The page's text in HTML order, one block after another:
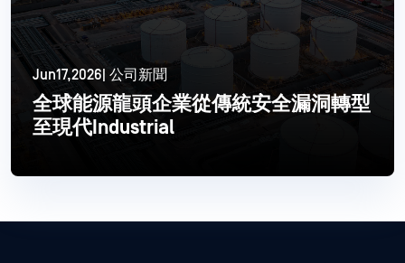
Jun17,2026| 公司新聞
全球能源龍頭企業從傳統安全漏洞轉型
至現代Industrial
閱讀更多